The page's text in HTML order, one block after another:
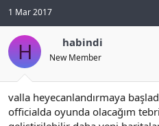
1 Mar 2017
H habindi
New Member
valla heyecanlandırmaya
officialda oyunda olacağım